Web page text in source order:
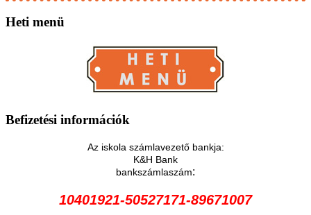
Heti menü
Befizetési információk
Az iskola számlavezető bankja:
K&H Bank
bankszámlaszám:
10401921-50527171-89671007